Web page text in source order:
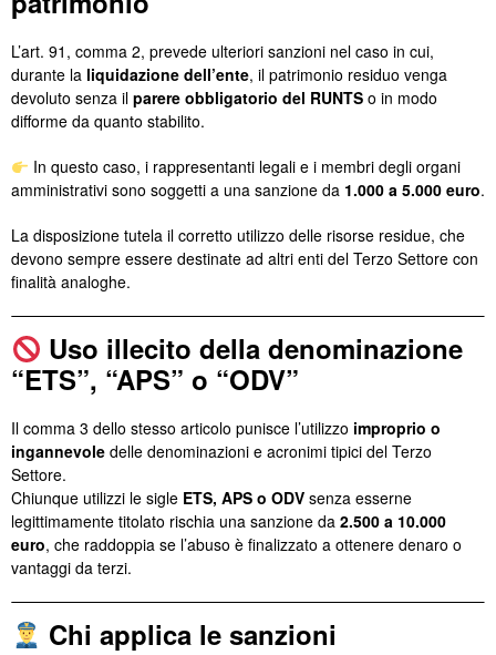
L’art. 91, comma 2, prevede ulteriori sanzioni nel caso in cui,
durante la liquidazione dell’ente, il patrimonio residuo venga
devoluto senza il parere obbligatorio del RUNTS o in modo
difforme da quanto stabilito.
In questo caso, i rappresentanti legali e i membri degli organi
amministrativi sono soggetti a una sanzione da 1.000 a 5.000 euro.
La disposizione tutela il corretto utilizzo delle risorse residue, che
devono sempre essere destinate ad altri enti del Terzo Settore con
finalità analoghe.
Uso illecito della denominazione
“ETS”, “APS” o “ODV”
Il comma 3 dello stesso articolo punisce l’utilizzo improprio o
ingannevole delle denominazioni e acronimi tipici del Terzo
Settore.
Chiunque utilizzi le sigle ETS, APS o ODV senza esserne
legittimamente titolato rischia una sanzione da 2.500 a 10.000
euro, che raddoppia se l’abuso è finalizzato a ottenere denaro o
vantaggi da terzi.
Chi applica le sanzioni